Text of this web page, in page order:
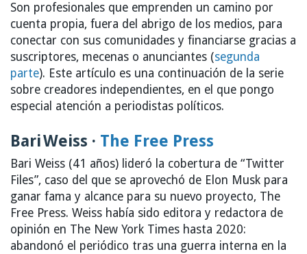
Son profesionales que emprenden un camino por
cuenta propia, fuera del abrigo de los medios, para
conectar con sus comunidades y financiarse gracias a
suscriptores, mecenas o anunciantes (segunda
parte). Este artículo es una continuación de la serie
sobre creadores independientes, en el que pongo
especial atención a periodistas políticos.
Bari Weiss · The Free Press
Bari Weiss (41 años) lideró la cobertura de “Twitter
Files”, caso del que se aprovechó de Elon Musk para
ganar fama y alcance para su nuevo proyecto, The
Free Press. Weiss había sido editora y redactora de
opinión en The New York Times hasta 2020:
abandonó el periódico tras una guerra interna en la